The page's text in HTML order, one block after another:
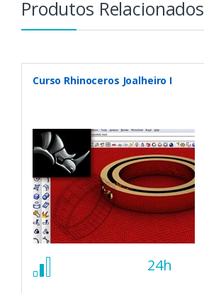
Produtos Relacionados
Curso Rhinoceros Joalheiro I
24h